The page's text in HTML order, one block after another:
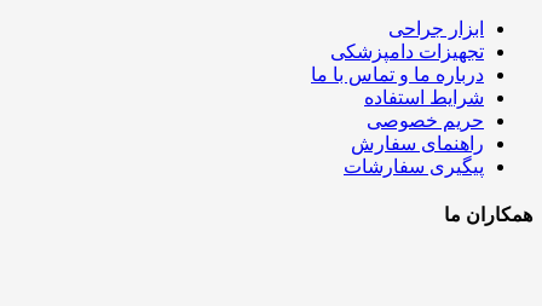
ابزار جراحی
تجهیزات دامپزشکی
درباره ما و تماس با ما
شرایط استفاده
حریم خصوصی
راهنمای سفارش
پیگیری سفارشات
همکاران ما